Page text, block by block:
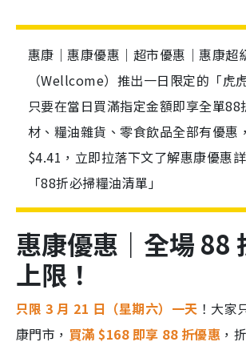
惠康｜惠康優惠｜超市優惠｜惠康超
（Wellcome）推出一日限定的「虎
只要在當日買滿指定金額即享全單88
材、糧油雜貨、零食飲品全部有優惠
$4.41，立即拉落下文了解惠康優惠
「88折必掃糧油清單」
惠康優惠｜全場 88
上限！
只限 3 月 21 日（星期六）一天 ！大家
康門市， 買滿 $168 即享 88 折優惠 ，